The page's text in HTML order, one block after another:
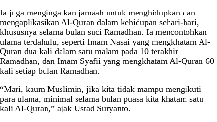
Ia juga mengingatkan jamaah untuk menghidupkan dan
mengaplikasikan Al-Quran dalam kehidupan sehari-hari,
khususnya selama bulan suci Ramadhan. Ia mencontohkan
ulama terdahulu, seperti Imam Nasai yang mengkhatam Al-
Quran dua kali dalam satu malam pada 10 terakhir
Ramadhan, dan Imam Syafii yang mengkhatam Al-Quran 60
kali setiap bulan Ramadhan.
“Mari, kaum Muslimin, jika kita tidak mampu mengikuti
para ulama, minimal selama bulan puasa kita khatam satu
kali Al-Quran,” ajak Ustad Suryanto.